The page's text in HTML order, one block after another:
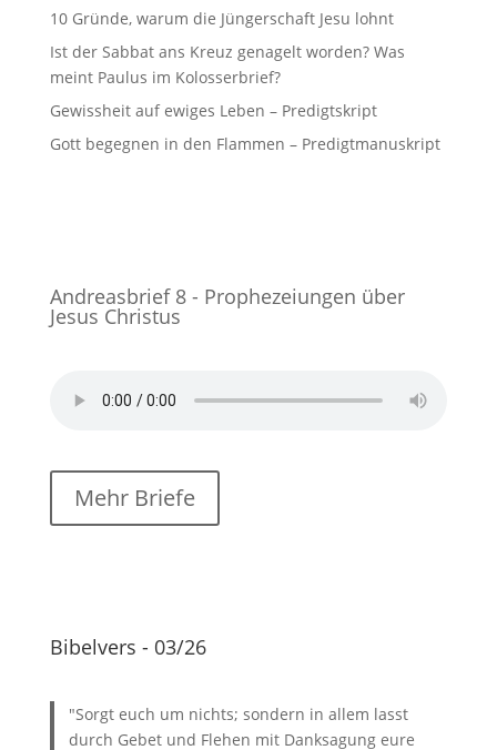
10 Gründe, warum die Jüngerschaft Jesu lohnt
Ist der Sabbat ans Kreuz genagelt worden? Was
meint Paulus im Kolosserbrief?
Gewissheit auf ewiges Leben – Predigtskript
Gott begegnen in den Flammen – Predigtmanuskript
Andreasbrief 8 - Prophezeiungen über
Jesus Christus
Mehr Briefe
Bibelvers - 03/26
"Sorgt euch um nichts; sondern in allem lasst
durch Gebet und Flehen mit Danksagung eure